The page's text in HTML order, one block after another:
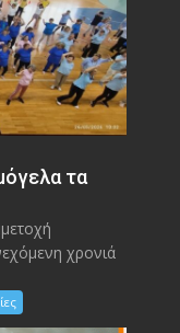
τα
χρονιά